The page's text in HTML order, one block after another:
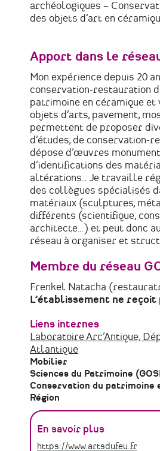
archéologiques –
des objets d’art en
Apport dans le
Mon expérience depuis 20
conservation-restauration
patrimoine en céramique
objets d’arts, pavement,
permettent de proposer
d’études, de conservation-
dépose d’œuvres
d’identifications des
altérations… Je travaille
des collègues spécialisés
matériaux (sculptures,
différents (scientifique,
architecte…) et peut donc
réseau à organiser et
Membre du réseau
Frenkel Natacha
L’établissement ne reçoit
Liens internes
Laboratoire Arc’Antique,
Atlantique
Mobilier
Sciences du Patrimoine
Conservation du patrimoine
Région
En savoir plus
https://www.artsdufeu.fr